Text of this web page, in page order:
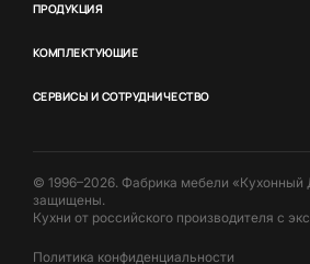
ПРОДУКЦИЯ
КОМПЛЕКТУЮЩИЕ
СЕРВИСЫ И СОТРУДНИЧЕСТВО
© 1996–2026. Фабрика мебели «Кухонный
защищены.
Кухни от российского производителя с
Политика конфиденциальности